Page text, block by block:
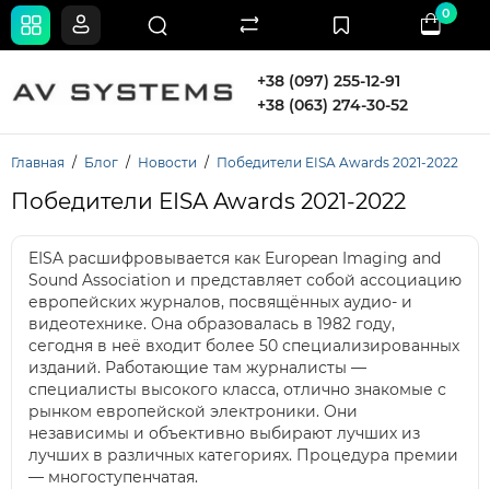
+38 (097) 255-12-91
+38 (063) 274-30-52
0
Главная Блог Новости Победители EISA Awards 2021-2022
Победители EISA Awards 2021-2022
EISA расшифровывается как European Imaging and
Sound Association и представляет собой ассоциацию
европейских журналов, посвящённых аудио- и
видеотехнике. Она образовалась в 1982 году,
сегодня в неё входит более 50 специализированных
изданий. Работающие там журналисты —
специалисты высокого класса, отлично знакомые с
рынком европейской электроники. Они
независимы и объективно выбирают лучших из
лучших в различных категориях. Процедура премии
— многоступенчатая.